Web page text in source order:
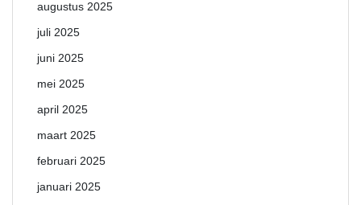
augustus 2025
juli 2025
juni 2025
mei 2025
april 2025
maart 2025
februari 2025
januari 2025